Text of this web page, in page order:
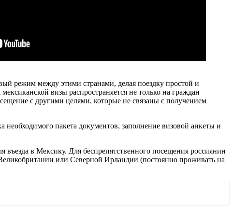
режим между этими странами, делая поездку простой и
визы распространяется не только на граждан
с другими целями, которые не связаны с получением
необходимого пакета документов, заполнение визовой анкеты и
в Мексику. Для беспрепятственного посещения россиянин
или Северной Ирландии (постоянно проживать на